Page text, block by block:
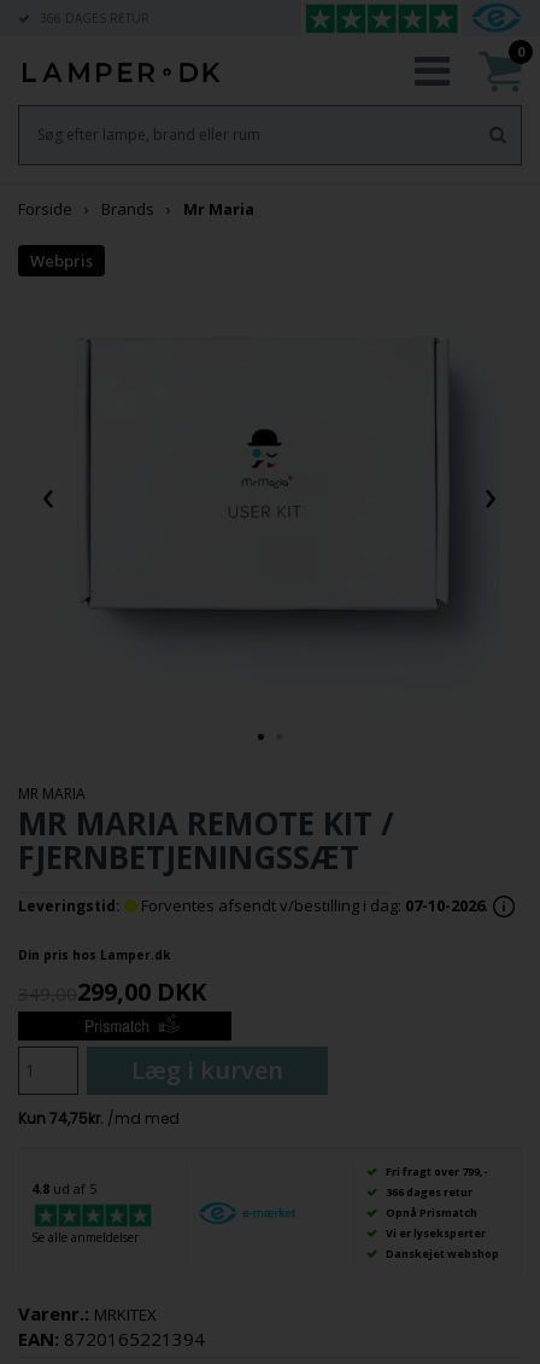
366 DAGES RETUR
0
Forside Brands Mr Maria
‹ ›
MR MARIA
MR MARIA REMOTE KIT /
FJERNBETJENINGSSÆT
Leveringstid: Forventes afsendt v/bestilling i dag: 07-10-2026.
Din pris hos Lamper.dk
299,00 DKK
Læg i kurven
4.8 ud af 5
Se alle anmeldelser
Fri fragt over 799,-
366 dages retur
Opnå Prismatch
Vi er lyseksperter
Danskejet webshop
Varenr.: MRKITEX
EAN: 8720165221394